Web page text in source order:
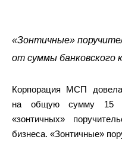
«Зонтичные»
от суммы банковского
Корпорация МСП
на общую сумму 15
«зонтичных»
бизнеса. «Зонтичные»